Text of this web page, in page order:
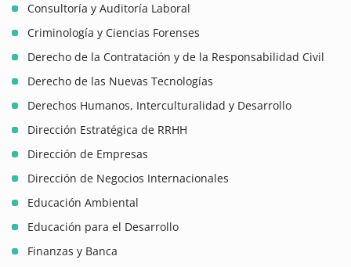
Consultoría y Auditoría Laboral
Criminología y Ciencias Forenses
Derecho de la Contratación y de la Responsabilidad Civil
Derecho de las Nuevas Tecnologías
Derechos Humanos, Interculturalidad y Desarrollo
Dirección Estratégica de RRHH
Dirección de Empresas
Dirección de Negocios Internacionales
Educación Ambiental
Educación para el Desarrollo
Finanzas y Banca